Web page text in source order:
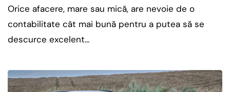
Orice afacere, mare sau mică, are nevoie de o
contabilitate cât mai bună pentru a putea să se
descurce excelent…